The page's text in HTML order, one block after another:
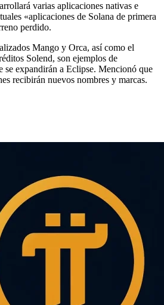
varias aplicaciones nativas e
«aplicaciones de Solana de primera
perdido.
Mango y Orca, así como el
Solend, son ejemplos de
se expandirán a Eclipse. Mencionó que
recibirán nuevos nombres y marcas.